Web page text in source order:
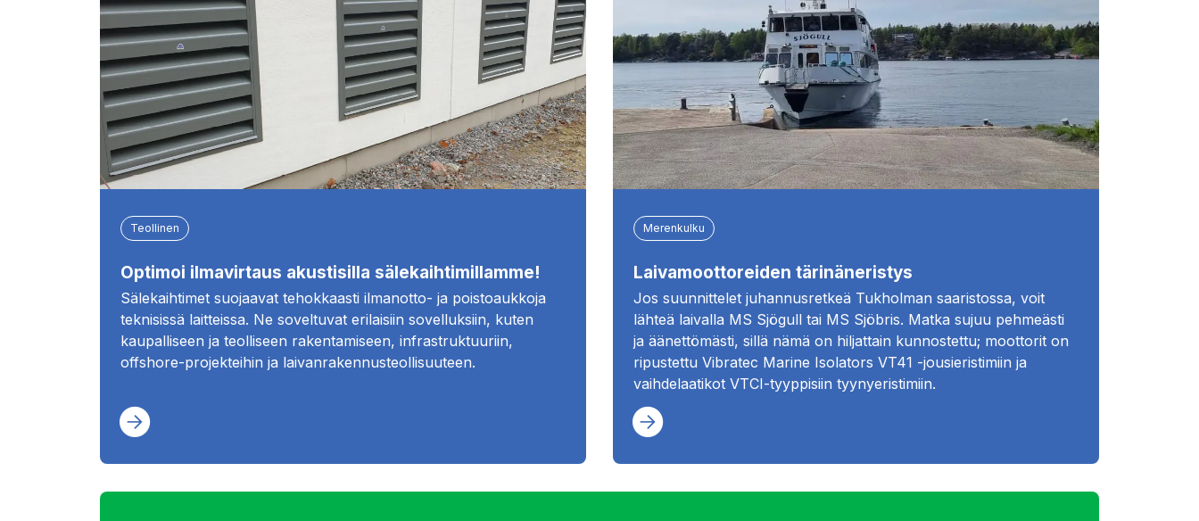
Teollinen
Optimoi ilmavirtaus akustisilla sälekaihtimillamme!
Sälekaihtimet suojaavat tehokkaasti ilmanotto- ja poistoaukkoja
teknisissä laitteissa. Ne soveltuvat erilaisiin sovelluksiin, kuten
kaupalliseen ja teolliseen rakentamiseen, infrastruktuuriin,
offshore-projekteihin ja laivanrakennusteollisuuteen.
Merenkulku
Laivamoottoreiden tärinäneristys
Jos suunnittelet juhannusretkeä Tukholman saaristossa, voit
lähteä laivalla MS Sjögull tai MS Sjöbris. Matka sujuu pehmeästi
ja äänettömästi, sillä nämä on hiljattain kunnostettu; moottorit on
ripustettu Vibratec Marine Isolators VT41 -jousieristimiin ja
vaihdelaatikot VTCI-tyyppisiin tyynyeristimiin.